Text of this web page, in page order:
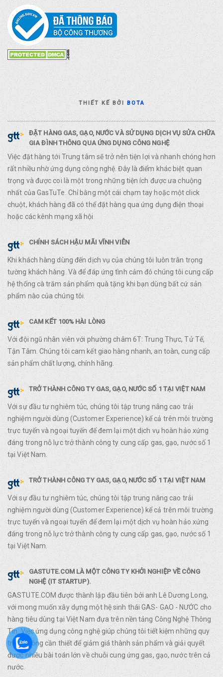
THIẾT KẾ BỞIBOTA
ĐẶT HÀNG GAS, GẠO, NƯỚC VÀ SỬ DỤNG DỊCH VỤ SỬA CHỮA
GIA ĐÌNH THÔNG QUA ỨNG DỤNG CÔNG NGHỆ
Việc đặt hàng tới Trung tâm sẽ trở nên tiện lợi và nhanh chóng hơn
rất nhiều nhờ ứng dụng công nghệ. Đây là điểm khác biệt quan
trọng và được coi là một trong những tiện ích được ưa chuộng
nhất của GasTuTe. Chỉ bằng một cái chạm tay hoặc một click
chuột, khách hàng đã có thể đặt hàng qua ứng dụng điện thoại
hoặc các kênh mạng xã hội
CHÍNH SÁCH HẬU MÃI VĨNH VIỄN
Khi khách hàng dùng đến dịch vụ của chúng tôi luôn trân trọng
tường khách hàng. Và để đáp ứng tình cảm đó chúng tôi cung cấp
hệ thống cà trăm sản phẩm quà tặng khi bạn dùng bất cứ sản
phẩm nào của chúng tôi.
CAM KẾT 100% HÀI LÒNG
Với đội ngũ nhân viên với phường châm 6T: Trung Thực, Tử Tế,
Tận Tâm. Chúng tôi cam kết giao hàng nhanh, an toàn, cung cấp
sản phẩm chất lượng, chính hãng.
TRỞ THÀNH CÔNG TY GAS, GẠO, NƯỚC SỐ 1 TẠI VIỆT NAM
Với sự đầu tư nghiêm túc, chúng tôi tập trung nâng cao trải
nghiệm người dùng (Customer Experience) kể cả trên môi trường
trực tuyến và ngoại tuyến để đem lại một dịch vụ hoàn hảo xứng
đáng trong nỗ lực trở thành công ty cung cấp gas, gạo, nước số 1
tại Việt Nam.
TRỞ THÀNH CÔNG TY GAS, GẠO, NƯỚC SỐ 1 TẠI VIỆT NAM
Với sự đầu tư nghiêm túc, chúng tôi tập trung nâng cao trải
nghiệm người dùng (Customer Experience) kể cả trên môi trường
trực tuyến và ngoại tuyến để đem lại một dịch vụ hoàn hảo xứng
đáng trong nỗ lực trở thành công ty cung cấp gas, gạo, nước số 1
tại Việt Nam.
GASTUTE.COM LÀ MỘT CÔNG TY KHỞI NGHIỆP VỀ CÔNG
NGHỆ (IT STARTUP).
GASTUTE.COM được thành lập đầu tiên bởi anh Lê Dương Long,
với mong muốn xây dựng một hệ sinh thái GAS- GẠO - NƯỚC cho
hàng tiêu dùng tại Việt Nam đựa trên nền tảng Công Nghệ Thông
Tin. Việc ứng dụng công nghệ giúp chúng tôi tiết kiệm những quy
trình không cần thiết để giảm giá thành sản phẩm và giải quyết
được nhiều bài toán lớn về chuỗi cung ứng gas, gạo, nước trên cả
nước.